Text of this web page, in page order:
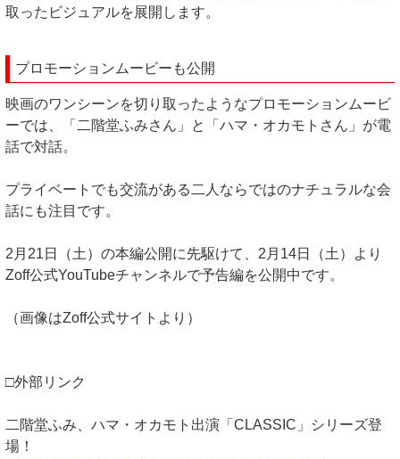
取ったビジュアルを展開します。
プロモーションムービーも公開
映画のワンシーンを切り取ったようなプロモーションムービ
ーでは、「二階堂ふみさん」と「ハマ・オカモトさん」が電
話で対話。
プライベートでも交流がある二人ならではのナチュラルな会
話にも注目です。
2月21日（土）の本編公開に先駆けて、2月14日（土）より
Zoff公式YouTubeチャンネルで予告編を公開中です。
（画像はZoff公式サイトより）
□外部リンク
二階堂ふみ、ハマ・オカモト出演「CLASSIC」シリーズ登
場！